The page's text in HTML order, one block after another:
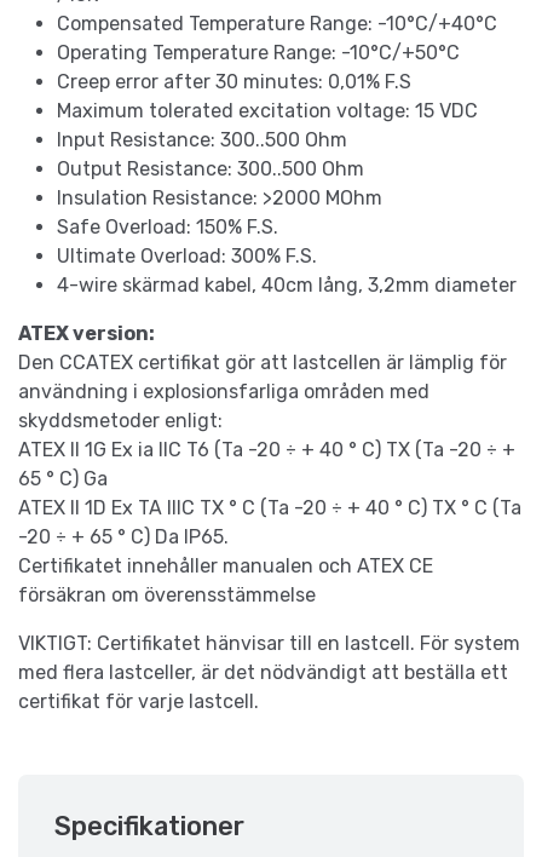
Compensated Temperature Range: -10°C/+40°C
Operating Temperature Range: -10°C/+50°C
Creep error after 30 minutes: 0,01% F.S
Maximum tolerated excitation voltage: 15 VDC
Input Resistance: 300..500 Ohm
Output Resistance: 300..500 Ohm
Insulation Resistance: >2000 MOhm
Safe Overload: 150% F.S.
Ultimate Overload: 300% F.S.
4-wire skärmad kabel, 40cm lång, 3,2mm diameter
ATEX version:
Den CCATEX certifikat gör att lastcellen är lämplig för
användning i explosionsfarliga områden med
skyddsmetoder enligt:
ATEX II 1G Ex ia IIC T6 (Ta -20 ÷ + 40 ° C) TX (Ta -20 ÷ +
65 ° C) Ga
ATEX II 1D Ex TA IIIC TX ° C (Ta -20 ÷ + 40 ° C) TX ° C (Ta
-20 ÷ + 65 ° C) Da IP65.
Certifikatet innehåller manualen och ATEX CE
försäkran om överensstämmelse
VIKTIGT: Certifikatet hänvisar till en lastcell. För system
med flera lastceller, är det nödvändigt att beställa ett
certifikat för varje lastcell.
Specifikationer